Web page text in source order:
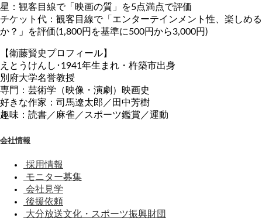
星：観客目線で「映画の質」を5点満点で評価
チケット代：観客目線で「エンターテインメント性、楽しめる
か？」を評価(1,800円を基準に500円から3,000円)
【衛藤賢史プロフィール】
えとうけんし･1941年生まれ・杵築市出身
別府大学名誉教授
専門：芸術学（映像・演劇）映画史
好きな作家：司馬遼太郎／田中芳樹
趣味：読書／麻雀／スポーツ鑑賞／運動
会社情報
採用情報
モニター募集
会社見学
後援依頼
大分放送文化・スポーツ振興財団